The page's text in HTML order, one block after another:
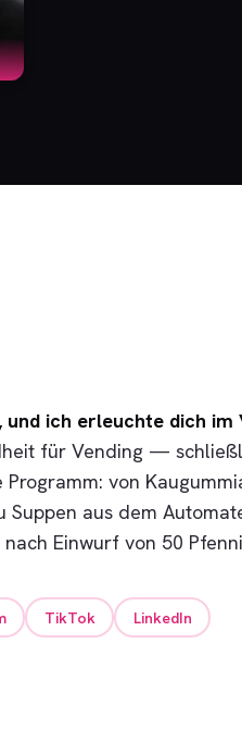
ich erleuchte dich im
für Vending —
von
Suppen aus dem
Einwurf von 50
TikTok LinkedIn